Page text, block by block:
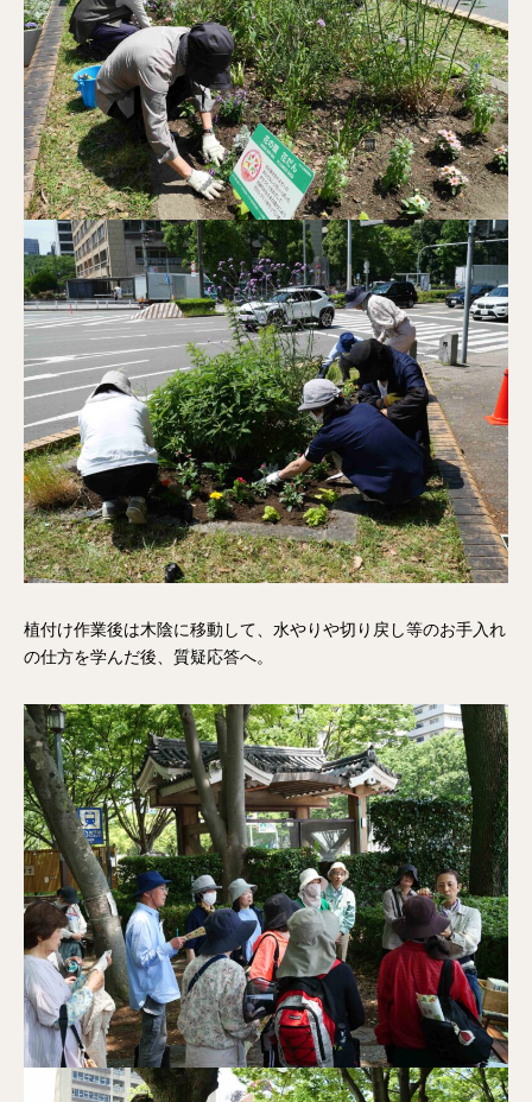
植付け作業後は木陰に移動して、水やりや切り戻し等のお手入れ
の仕方を学んだ後、質疑応答へ。